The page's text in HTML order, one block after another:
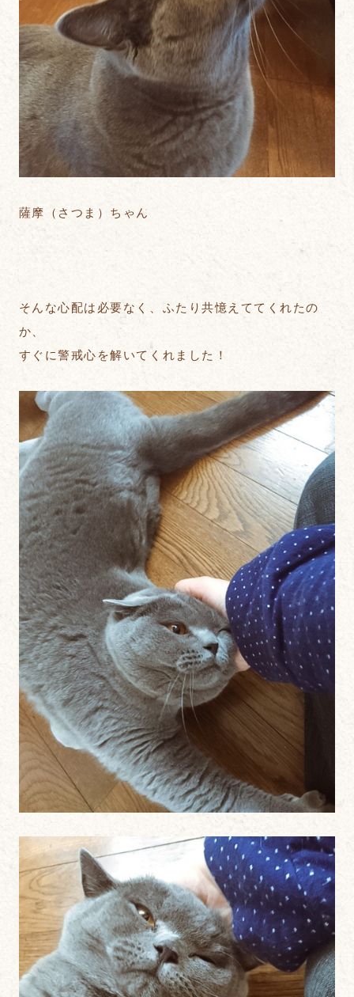
薩摩（さつま）ちゃん
そんな心配は必要なく、ふたり共憶えててくれたの
か、
すぐに警戒心を解いてくれました！